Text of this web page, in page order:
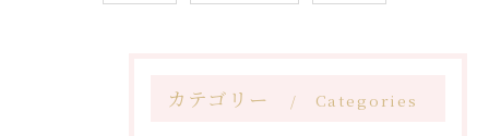
カテゴリー Categories